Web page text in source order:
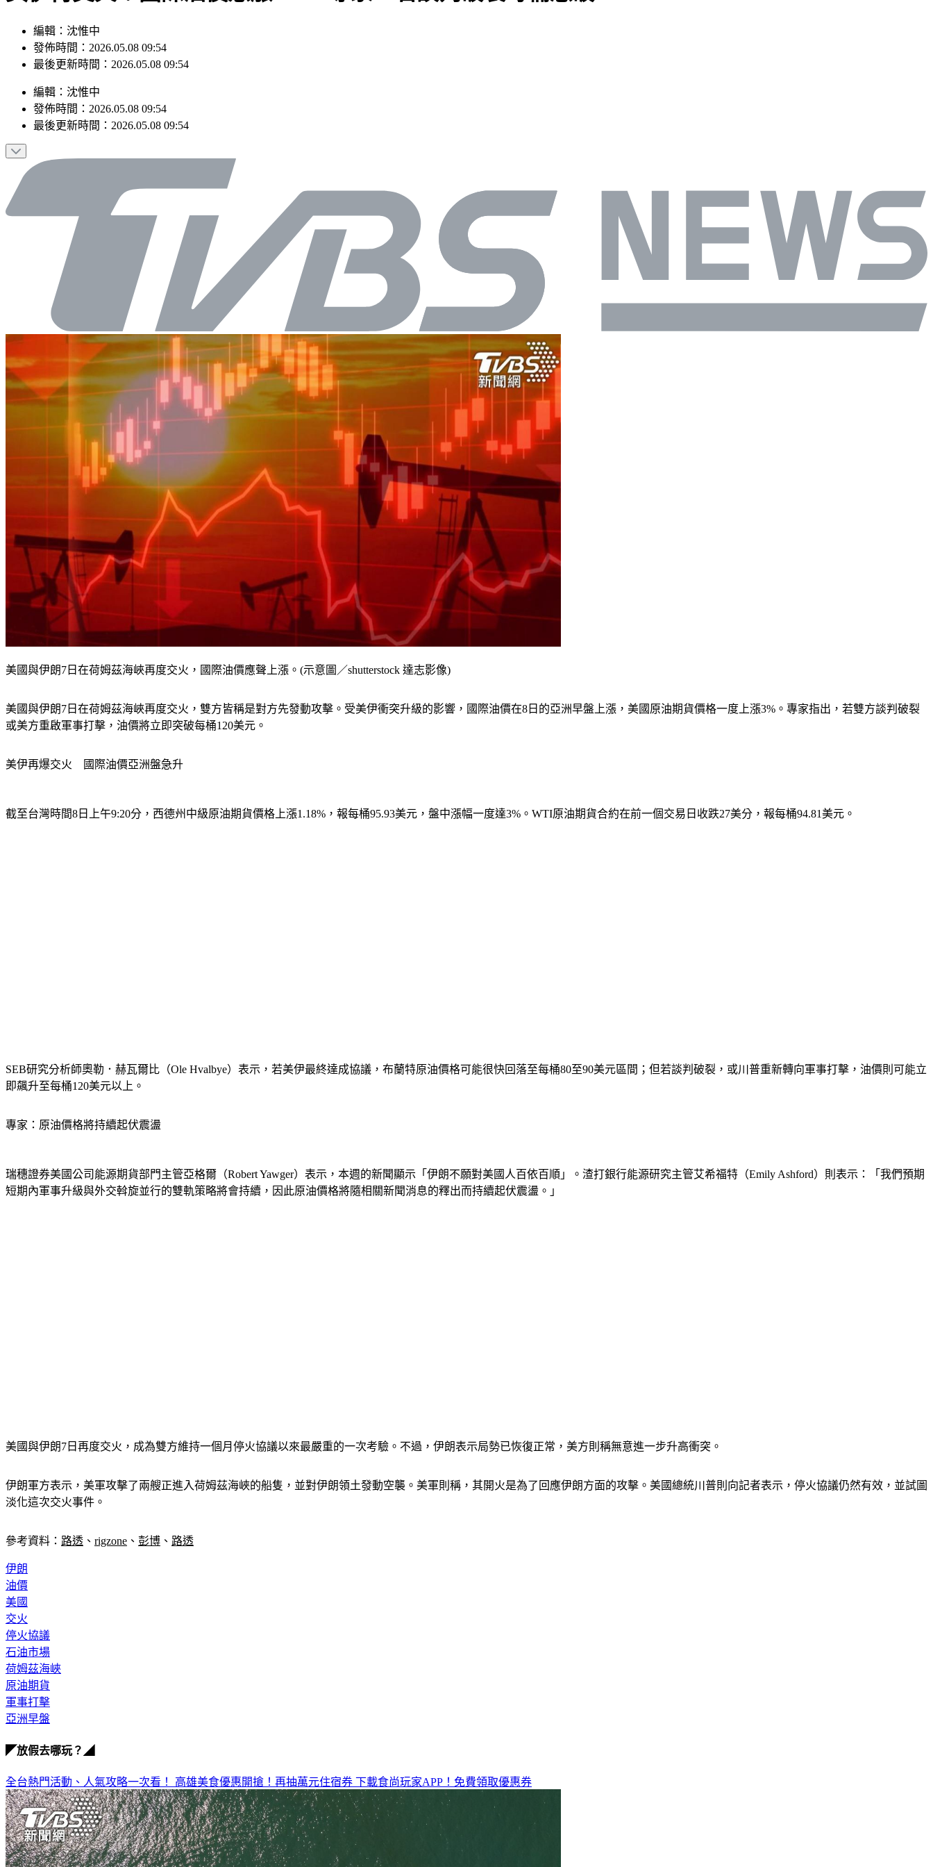
編輯：沈惟中
發佈時間：2026.05.08 09:54
最後更新時間：2026.05.08 09:54
編輯 ： 沈惟中
發佈時間： 2026.05.08 09:54
最後更新時間： 2026.05.08 09:54
美國與伊朗7日在荷姆茲海峽再度交火，國際油價應聲上漲。(示意圖／shutterstock 達志影像)
美國與伊朗7日在荷姆茲海峽再度交火，雙方皆稱是對方先發動攻擊。受美伊衝突升級的影響，國際油價在8日的亞洲早盤上漲，美國原油期貨價格一度上漲3%。專家指出，若雙方談判破裂
或美方重啟軍事打擊，油價將立即突破每桶120美元。
美伊再爆交火　國際油價亞洲盤急升
截至台灣時間8日上午9:20分， 西德州中級原油期貨價格上漲1.18%，報每桶95.93美元，盤中漲幅一度達3%。WTI原油期貨合約在前一個交易日收跌27美分，報每桶94.81美元 。
SEB研究分析師奧勒．赫瓦爾比（Ole Hvalbye）表示，若美伊最終達成協議，布蘭特原油價格可能很快回落至每桶80至90美元區間；但若談判破裂，或川普重新轉向軍事打擊，油價則可能立
即飆升至每桶120美元以上。
專家：原油價格將持續起伏震盪
瑞穗證券美國公司能源期貨部門主管亞格爾（Robert Yawger）表示，本週的新聞顯示「伊朗不願對美國人百依百順」。渣打銀行能源研究主管艾希福特（Emily Ashford）則表示：「我們預期
短期內軍事升級與外交斡旋並行的雙軌策略將會持續，因此原油價格將隨相關新聞消息的釋出而持續起伏震盪。」
美國與伊朗7日再度交火，成為雙方維持一個月停火協議以來最嚴重的一次考驗。不過，伊朗表示局勢已恢復正常，美方則稱無意進一步升高衝突。
伊朗軍方表示，美軍攻擊了兩艘正進入荷姆茲海峽的船隻，並對伊朗領土發動空襲。美軍則稱，其開火是為了回應伊朗方面的攻擊。美國總統川普則向記者表示，停火協議仍然有效，並試圖
淡化這次交火事件。
參考資料： 路透 、 rigzone 、 彭博 、 路透
伊朗
油價
美國
交火
停火協議
石油市場
荷姆茲海峽
原油期貨
軍事打擊
亞洲早盤
◤放假去哪玩？◢
全台熱門活動、人氣攻略一次看！ 高雄美食優惠開搶！再抽萬元住宿券 下載食尚玩家APP！免費領取優惠券